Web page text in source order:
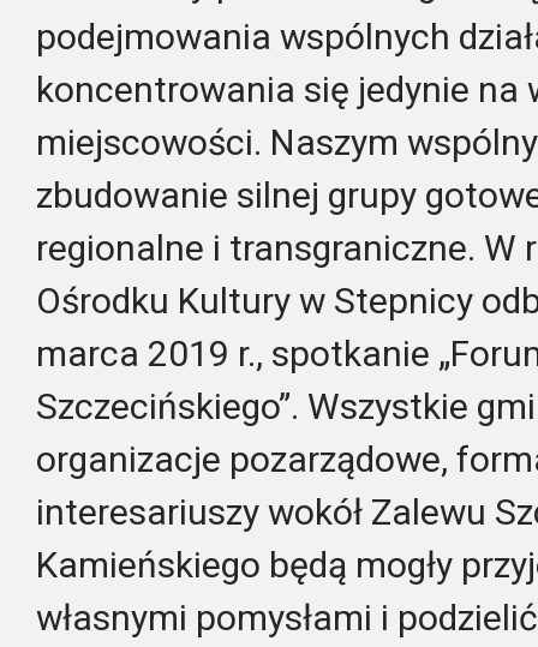
podejmowania wspólnych
koncentrowania się jedynie na
miejscowości. Naszym
zbudowanie silnej grupy
regionalne i transgraniczne. W
Ośrodku Kultury w Stepnicy
marca 2019 r., spotkanie
Szczecińskiego”. Wszystkie
organizacje pozarządowe,
interesariuszy wokół Zalewu
Kamieńskiego będą mogły
własnymi pomysłami i